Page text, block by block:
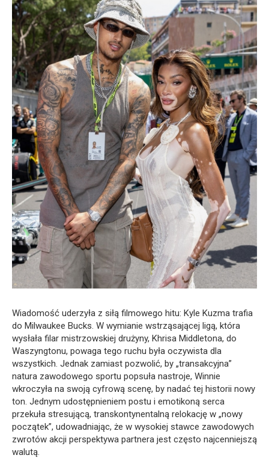
Wiadomość uderzyła z siłą filmowego hitu: Kyle Kuzma trafia
do Milwaukee Bucks. W wymianie wstrząsającej ligą, która
wysłała filar mistrzowskiej drużyny, Khrisa Middletona, do
Waszyngtonu, powaga tego ruchu była oczywista dla
wszystkich. Jednak zamiast pozwolić, by „transakcyjna”
natura zawodowego sportu popsuła nastroje, Winnie
wkroczyła na swoją cyfrową scenę, by nadać tej historii nowy
ton. Jednym udostępnieniem postu i emotikoną serca
przekuła stresującą, transkontynentalną relokację w „nowy
początek”, udowadniając, że w wysokiej stawce zawodowych
zwrotów akcji perspektywa partnera jest często najcenniejszą
walutą.